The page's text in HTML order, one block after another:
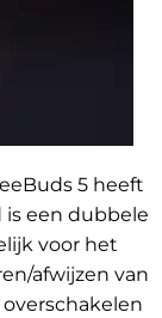
5 heeft
is een dubbele
voor het
afwijzen van